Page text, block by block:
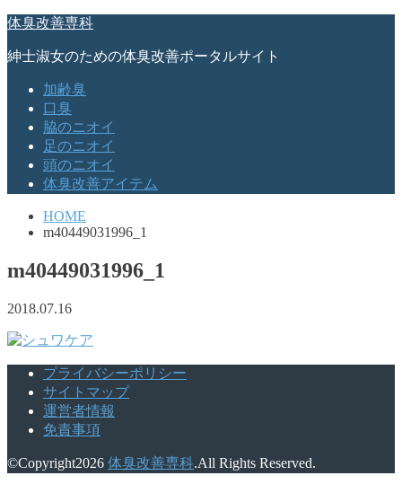
体臭改善専科
紳士淑女のための体臭改善ポータルサイト
加齢臭
口臭
脇のニオイ
足のニオイ
頭のニオイ
体臭改善アイテム
HOME
m40449031996_1
m40449031996_1
2018.07.16
プライバシーポリシー
サイトマップ
運営者情報
免責事項
©Copyright2026 体臭改善専科.All Rights Reserved.